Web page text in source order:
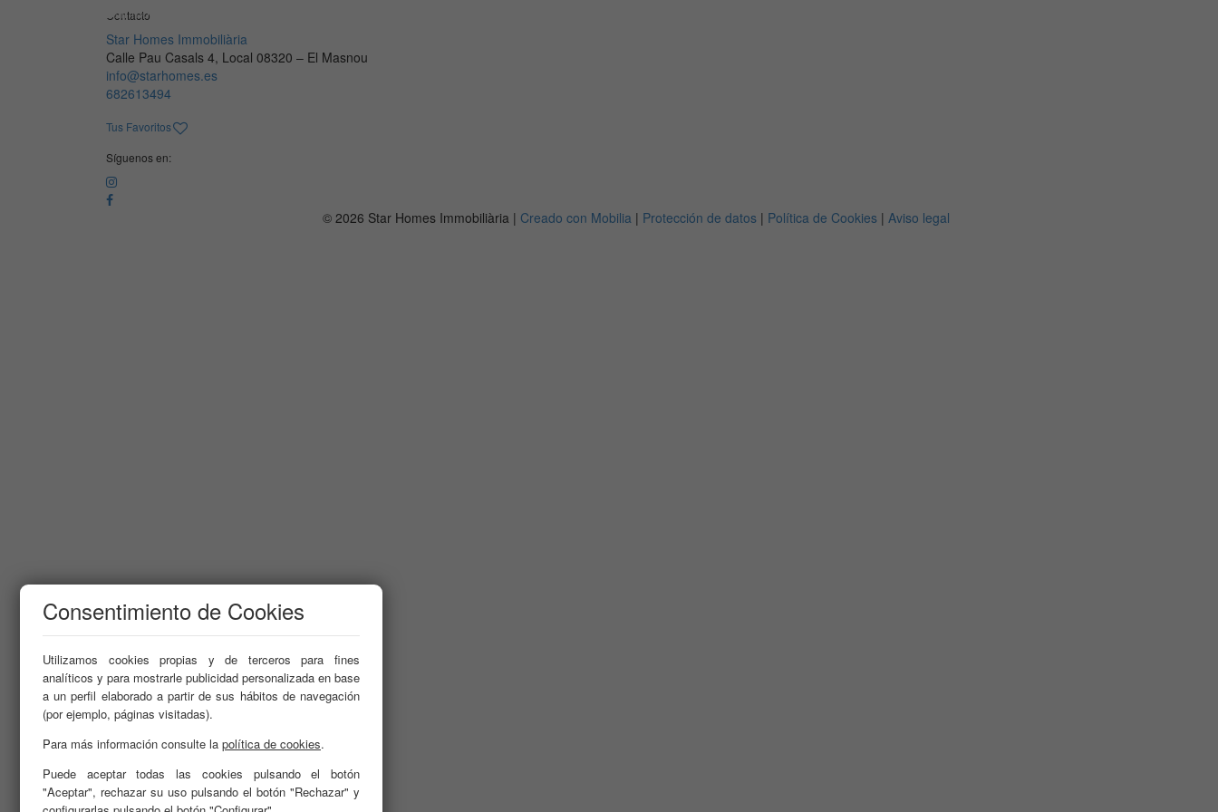
Contacto
Star Homes Immobiliària
Calle Pau Casals 4, Local 08320 – El Masnou
info@starhomes.es
682613494
Tus Favoritos
Síguenos en:
© 2026 Star Homes Immobiliària | Creado con Mobilia | Protección de datos | Política de Cookies | Aviso legal
Consentimiento de Cookies
Utilizamos cookies propias y de terceros para fines
analíticos y para mostrarle publicidad personalizada en base
a un perfil elaborado a partir de sus hábitos de navegación
(por ejemplo, páginas visitadas).
Para más información consulte la política de cookies.
Puede aceptar todas las cookies pulsando el botón
"Aceptar", rechazar su uso pulsando el botón "Rechazar" y